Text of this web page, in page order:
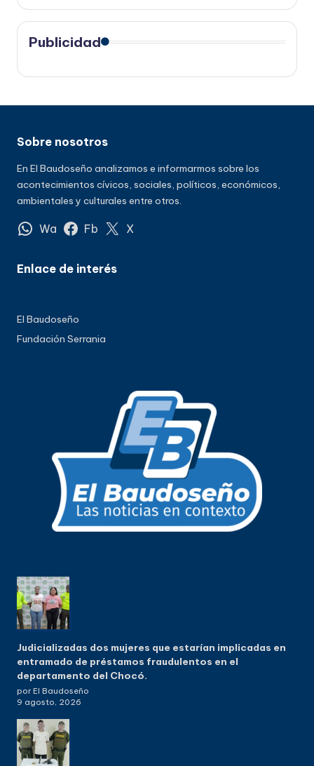
Publicidad
Sobre nosotros
En El Baudoseño analizamos e informarmos sobre los
acontecimientos cívicos, sociales, políticos, económicos,
ambientales y culturales entre otros.
Wa Fb X
Enlace de interés
El Baudoseño
Fundación Serrania
Judicializadas dos mujeres que estarían implicadas en
entramado de préstamos fraudulentos en el
departamento del Chocó.
por El Baudoseño
9 agosto, 2026